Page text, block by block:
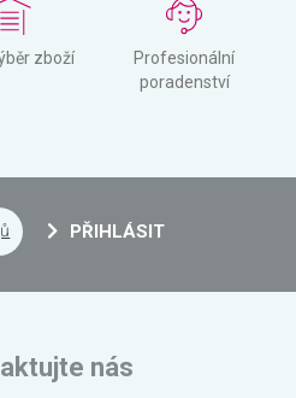
zboží
Profesionální
poradenství
PŘIHLÁSIT
nás